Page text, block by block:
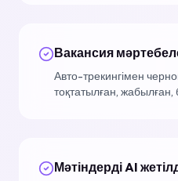
Вакансия
Авто-трекингімен
тоқтатылған,
Мәтіндерді AI